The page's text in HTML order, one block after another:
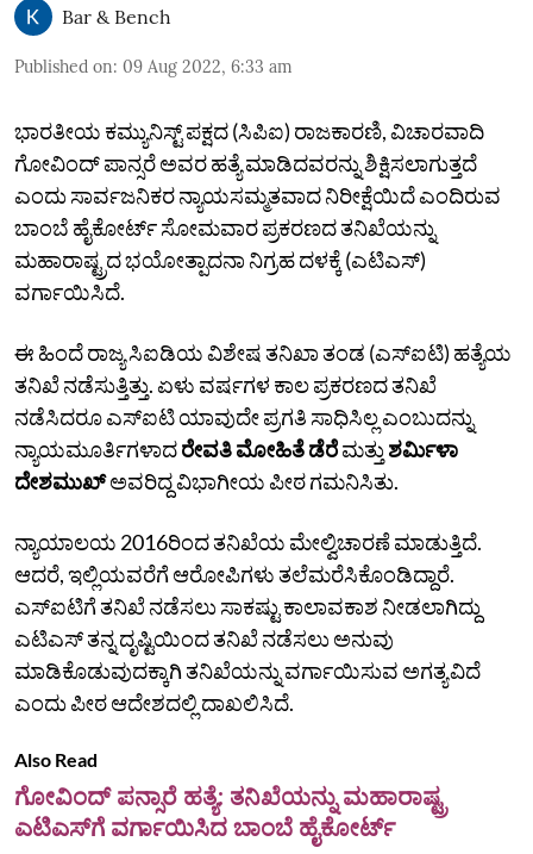
Bar & Bench
Published on: 09 Aug 2022, 6:33 am
ಭಾರತೀಯ ಕಮ್ಯುನಿಸ್ಟ್ ಪಕ್ಷದ (ಸಿಪಿಐ) ರಾಜಕಾರಣಿ, ವಿಚಾರವಾದಿ
ಗೋವಿಂದ್ ಪಾನ್ಸರೆ ಅವರ ಹತ್ಯೆ ಮಾಡಿದವರನ್ನು ಶಿಕ್ಷಿಸಲಾಗುತ್ತದೆ
ಎಂದು ಸಾರ್ವಜನಿಕರ ನ್ಯಾಯಸಮ್ಮತವಾದ ನಿರೀಕ್ಷೆಯಿದೆ ಎಂದಿರುವ
ಬಾಂಬೆ ಹೈಕೋರ್ಟ್ ಸೋಮವಾರ ಪ್ರಕರಣದ ತನಿಖೆಯನ್ನು
ಮಹಾರಾಷ್ಟ್ರದ ಭಯೋತ್ಪಾದನಾ ನಿಗ್ರಹ ದಳಕ್ಕೆ (ಎಟಿಎಸ್)
ವರ್ಗಾಯಿಸಿದೆ.
ಈ ಹಿಂದೆ ರಾಜ್ಯ ಸಿಐಡಿಯ ವಿಶೇಷ ತನಿಖಾ ತಂಡ (ಎಸ್‌ಐಟಿ) ಹತ್ಯೆಯ
ತನಿಖೆ ನಡೆಸುತ್ತಿತ್ತು. ಏಳು ವರ್ಷಗಳ ಕಾಲ ಪ್ರಕರಣದ ತನಿಖೆ
ನಡೆಸಿದರೂ ಎಸ್‌ಐಟಿ ಯಾವುದೇ ಪ್ರಗತಿ ಸಾಧಿಸಿಲ್ಲ ಎಂಬುದನ್ನು
ನ್ಯಾಯಮೂರ್ತಿಗಳಾದರೇವತಿ ಮೋಹಿತೆ ಡೆರೆಮತ್ತು ಶರ್ಮಿಳಾ
ದೇಶಮುಖ್ಅವರಿದ್ದ ವಿಭಾಗೀಯ ಪೀಠ ಗಮನಿಸಿತು.
ನ್ಯಾಯಾಲಯ 2016ರಿಂದ ತನಿಖೆಯ ಮೇಲ್ವಿಚಾರಣೆ ಮಾಡುತ್ತಿದೆ.
ಆದರೆ, ಇಲ್ಲಿಯವರೆಗೆ ಆರೋಪಿಗಳು ತಲೆಮರೆಸಿಕೊಂಡಿದ್ದಾರೆ.
ಎಸ್‌ಐಟಿಗೆ ತನಿಖೆ ನಡೆಸಲು ಸಾಕಷ್ಟು ಕಾಲಾವಕಾಶ ನೀಡಲಾಗಿದ್ದು
ಎಟಿಎಸ್‌ ತನ್ನ ದೃಷ್ಟಿಯಿಂದ ತನಿಖೆ ನಡೆಸಲು ಅನುವು
ಮಾಡಿಕೊಡುವುದಕ್ಕಾಗಿ ತನಿಖೆಯನ್ನು ವರ್ಗಾಯಿಸುವ ಅಗತ್ಯವಿದೆ
ಎಂದು ಪೀಠ ಆದೇಶದಲ್ಲಿ ದಾಖಲಿಸಿದೆ.
Also Read
ಗೋವಿಂದ್ ಪನ್ಸಾರೆ ಹತ್ಯೆ: ತನಿಖೆಯನ್ನು ಮಹಾರಾಷ್ಟ್ರ
ಎಟಿಎಸ್‌ಗೆ ವರ್ಗಾಯಿಸಿದ ಬಾಂಬೆ ಹೈಕೋರ್ಟ್